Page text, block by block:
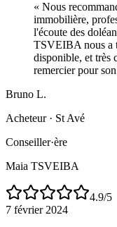
« Nous
immobilière,
l'écoute des
TSVEIBA nous a
disponible, et très
remercier pour
Bruno L.
Acheteur· St Avé
Conseiller·ère
Maia TSVEIBA
4.9/5
7 février 2024